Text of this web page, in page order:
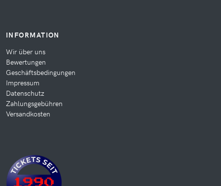
INFORMATION
Wir über uns
Bewertungen
Geschäftsbedingungen
Impressum
Datenschutz
Zahlungsgebühren
Versandkosten